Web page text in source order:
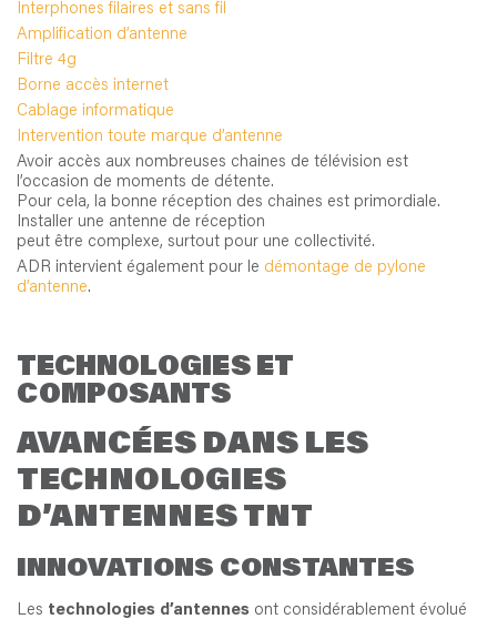
Interphones filaires et sans fil
Amplification d’antenne
Filtre 4g
Borne accès internet
Cablage informatique
Intervention toute marque d’antenne
Avoir accès aux nombreuses chaines de télévision est
l’occasion de moments de détente.
Pour cela, la bonne réception des chaines est primordiale.
Installer une antenne de réception
peut être complexe, surtout pour une collectivité.
ADR intervient également pour le démontage de pylone
d’antenne.
TECHNOLOGIES ET
COMPOSANTS
AVANCÉES DANS LES
TECHNOLOGIES
D’ANTENNES TNT
INNOVATIONS CONSTANTES
Les technologies d’antennes ont considérablement évolué